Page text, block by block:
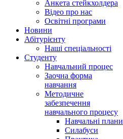
Анкета стейкхолдера
Відео про нас
Освітні програми
Hовини
Абітурієнту
Наші спеціальності
Студенту
Навчальний процес
Заочна форма
навчання
Методичне
забезпечення
навчального процесу
Навчальні плани
Силабуси